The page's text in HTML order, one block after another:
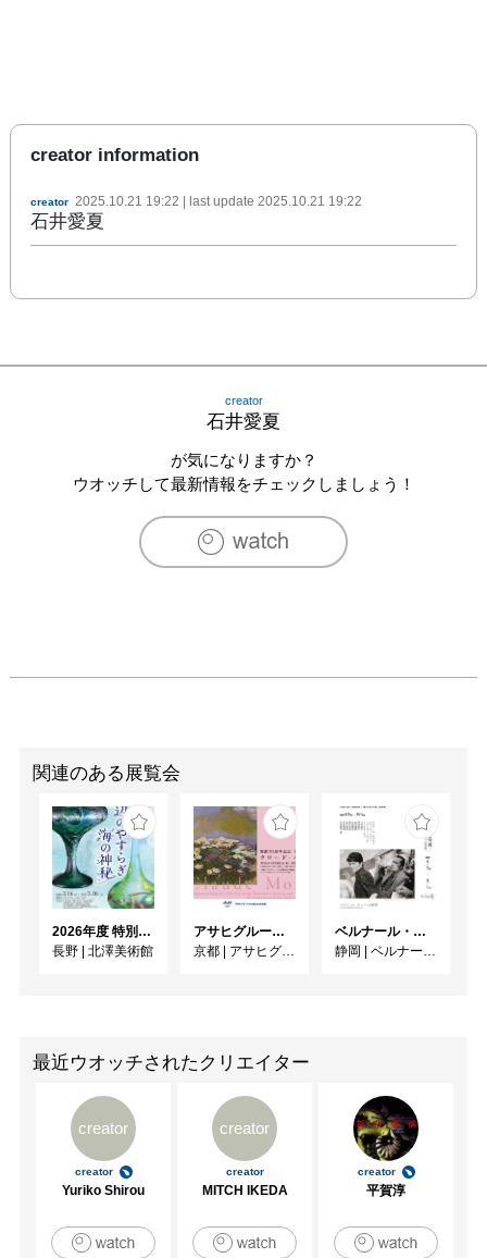
creator information
creator 2025.10.21 19:22 | last update 2025.10.21 19:22
石井愛夏
creator
石井愛夏
が気になりますか？
ウオッチして最新情報をチェックしましょう！
関連のある展覧会
2026年度 特別展「ガレとドーム、アール･ヌーヴォーのガラス 水辺のやすらぎ、海の神秘」
長野 | 北澤美術館
アサヒグループ大山崎山荘美術館 開館30周年記念展「没後100年 クロード・モネ」
京都 | アサヒグループ大山崎山荘美術館
ベルナール・ビュフェと写真 ーカメラがとらえたビュフェとその時代、そして21 世紀へ
静岡 | ベルナール・ビュフェ美術館
最近ウオッチされたクリエイター
creator
creator
Yuriko Shirou
creator
creator
MITCH IKEDA
creator
平賀淳